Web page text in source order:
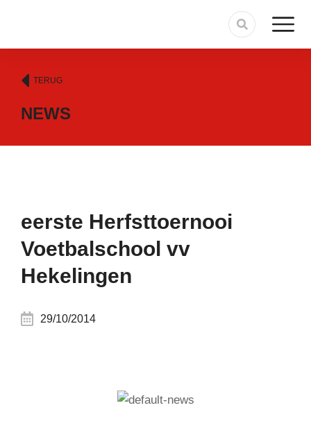
TERUG
NEWS
eerste Herfsttoernooi
Voetbalschool vv
Hekelingen
29/10/2014